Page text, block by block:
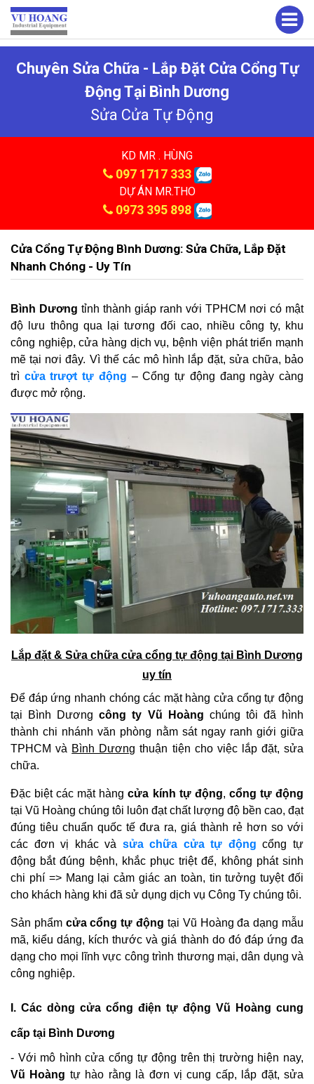
Chuyên Sửa Chữa - Lắp Đặt Cửa Cổng Tự
Động Tại Bình Dương
Sửa Cửa Tự Động
KD MR . HÙNG
097 1717 333
DỰ ÁN MR.THO
0973 395 898
Cửa Cổng Tự Động Bình Dương: Sửa Chữa, Lắp Đặt
Nhanh Chóng - Uy Tín
Bình Dương tỉnh thành giáp ranh với TPHCM nơi có mật
độ lưu thông qua lại tương đối cao, nhiều công ty, khu
công nghiệp, cửa hàng dịch vụ, bệnh viện phát triển mạnh
mẽ tại nơi đây. Vì thế các mô hình lắp đặt, sửa chữa, bảo
trì cửa trượt tự động – Cổng tự động đang ngày càng
được mở rộng.
Lắp đặt & Sửa chữa cửa cổng tự động tại Bình Dương
uy tín
Để đáp ứng nhanh chóng các mặt hàng cửa cổng tự động
tại Bình Dươngcông ty Vũ Hoàng chúng tôi đã hình
thành chi nhánh văn phòng nằm sát ngay ranh giới giữa
TPHCM và Bình Dương thuận tiện cho việc lắp đặt, sửa
chữa.
Đặc biệt các mặt hàngcửa kính tự động, cổng tự động
tại Vũ Hoàng chúng tôi luôn đạt chất lượng độ bền cao, đạt
đúng tiêu chuẩn quốc tế đưa ra, giá thành rẻ hơn so với
các đơn vị khác và sửa chữa cửatự động cổng tự
động bắt đúng bệnh, khắc phục triệt để, không phát sinh
chi phí => Mang lại cảm giác an toàn, tin tưởng tuyệt đối
cho khách hàng khi đã sử dụng dịch vụ Công Ty chúng tôi.
Sản phẩm cửa cổng tự động tại Vũ Hoàng đa dạng mẫu
mã, kiểu dáng, kích thước và giá thành do đó đáp ứng đa
dạng cho mọi lĩnh vực công trình thương mại, dân dụng và
công nghiệp.
I. Các dòng cửa cổng điện tự động Vũ Hoàng cung
cấp tại Bình Dương
- Với mô hình cửa cổng tự động trên thị trường hiện nay,
Vũ Hoàng tự hào rằng là đơn vị cung cấp, lắp đặt, sửa